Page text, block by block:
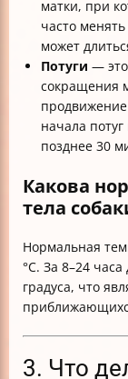
матки, при
часто
может
Потуги —
сокращения
начала
позднее 30
Какова
тела
Нормальная
°C. За 8–24
градуса, что
3. Что